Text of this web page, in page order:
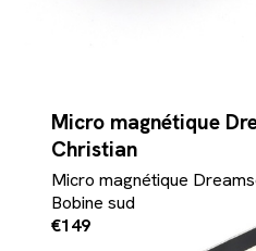
Micro magnétique
Christian
Micro magnétique
Bobine sud
€149